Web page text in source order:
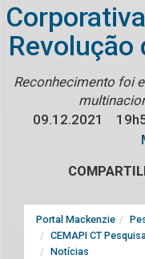
Revolução
Reconhecimento foi
09.12.2021
Portal Mackenzie
CEMAPI CT
Notícias